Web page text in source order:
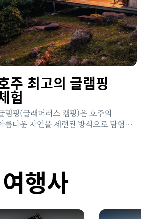
주 최고의 글램핑
험
램핑(글래머러스 캠핑)은 호주의
름다운 자연을 세련된 방식으로 탐험할
행사